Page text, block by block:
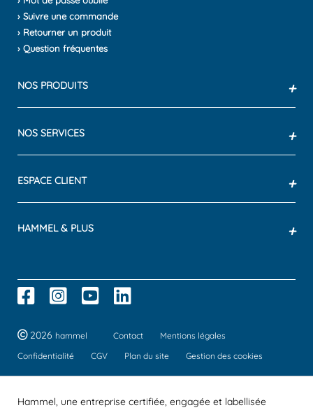
› Suivre une commande
› Retourner un produit
› Question fréquentes
NOS PRODUITS +
NOS SERVICES +
ESPACE CLIENT +
HAMMEL & PLUS +
2026 hammel Contact
Mentions légales
Confidentialité
CGV Plan du site Gestion des cookies
Hammel, une entreprise certifiée, engagée et labellisée